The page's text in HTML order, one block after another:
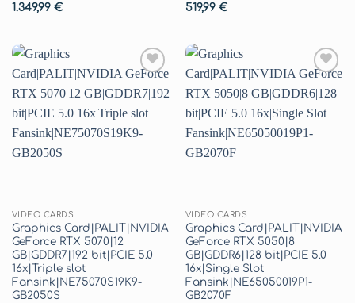
1.349,99 €
519,99 €
alla lista
desideri
VIDEO CARDS
Graphics Card|PALIT|NVIDIA
GeForce RTX 5070|12
GB|GDDR7|192 bit|PCIE 5.0
16x|Triple slot
Fansink|NE75070S19K9-
GB2050S
alla lista
desideri
VIDEO CARDS
Graphics Card|PALIT|NVIDIA
GeForce RTX 5050|8
GB|GDDR6|128 bit|PCIE 5.0
16x|Single Slot
Fansink|NE65050019P1-
GB2070F